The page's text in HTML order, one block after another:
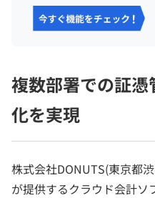
複数部署での証
化を実現
株式会社DONUTS(東京都
が提供するクラウド会計ソ